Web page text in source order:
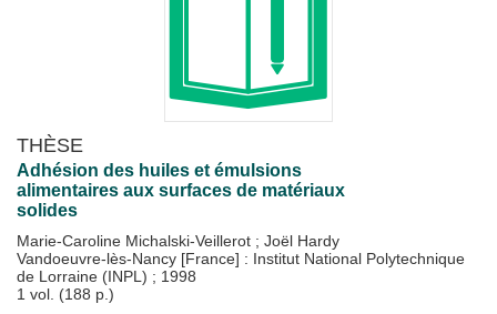
THÈSE
Adhésion des huiles et émulsions
alimentaires aux surfaces de matériaux
solides
Marie-Caroline Michalski-Veillerot ; Joël Hardy
Vandoeuvre-lès-Nancy [France] : Institut National Polytechnique
de Lorraine (INPL) ; 1998
1 vol. (188 p.)